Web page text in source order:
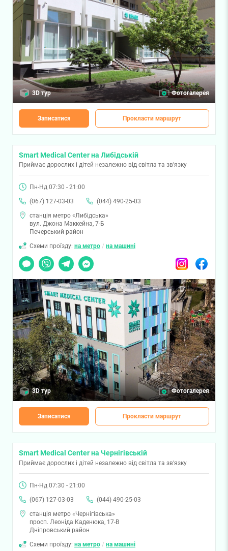
3D тур Фотогалерея
Записатися Прокласти маршрут
Smart Medical Center на Либідській
Приймає дорослих і дітей незалежно від світла та зв'язку
Пн-Нд 07:30 - 21:00
(067) 127-03-03
(044) 490-25-03
станція метро «Либідська»
вул. Джона Маккейна, 7-Б
Печерський район
Схеми проїзду: на метро / на машині
Чат
Viber TelegramMessenger InstagramFacebook
3D тур Фотогалерея
Записатися Прокласти маршрут
Smart Medical Center на Чернігівській
Приймає дорослих і дітей незалежно від світла та зв'язку
Пн-Нд 07:30 - 21:00
(067) 127-03-03
(044) 490-25-03
станція метро «Чернігівська»
просп. Леоніда Каденюка, 17-В
Дніпровський район
Схеми проїзду: на метро / на машині